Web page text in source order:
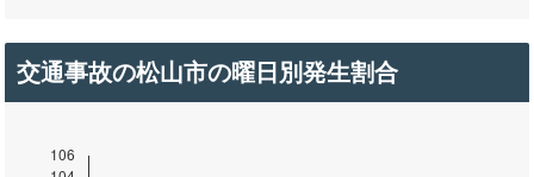
交通事故の松山市の曜日別発生割合